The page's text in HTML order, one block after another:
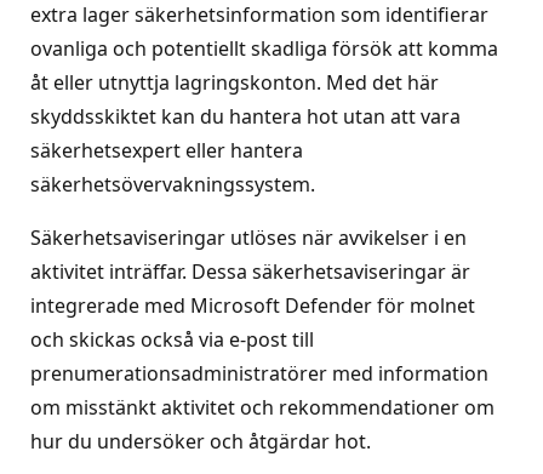
extra lager säkerhetsinformation som identifierar
ovanliga och potentiellt skadliga försök att komma
åt eller utnyttja lagringskonton. Med det här
skyddsskiktet kan du hantera hot utan att vara
säkerhetsexpert eller hantera
säkerhetsövervakningssystem.
Säkerhetsaviseringar utlöses när avvikelser i en
aktivitet inträffar. Dessa säkerhetsaviseringar är
integrerade med Microsoft Defender för molnet
och skickas också via e-post till
prenumerationsadministratörer med information
om misstänkt aktivitet och rekommendationer om
hur du undersöker och åtgärdar hot.